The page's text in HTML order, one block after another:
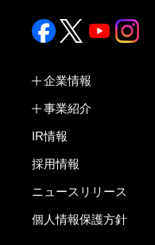
企業情報
事業紹介
IR情報
採用情報
ニュースリリース
個人情報保護方針